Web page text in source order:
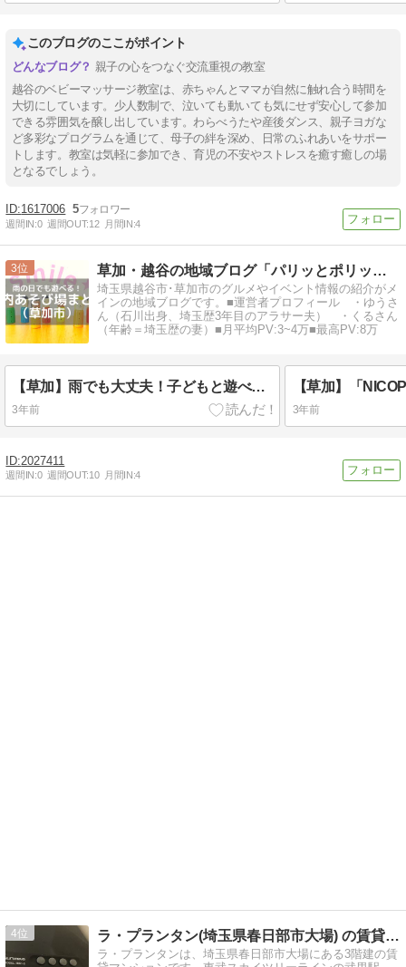
このブログのここがポイント
親子の心をつなぐ交流重視の教室
越谷のベビーマッサージ教室は、赤ちゃんとママが自然に触れ合う時間を
大切にしています。少人数制で、泣いても動いても気にせず安心して参加
できる雰囲気を醸し出しています。わらべうたや産後ダンス、親子ヨガな
ど多彩なプログラムを通じて、母子の絆を深め、日常のふれあいをサポー
トします。教室は気軽に参加でき、育児の不安やストレスを癒す癒しの場
となるでしょう。
1617006 5
週間IN:0 週間OUT:12 月間IN:4
3 草加・越谷の地域ブログ「パリッとポリッと」
埼玉県越谷市･草加市のグルメやイベント情報の紹介がメ
インの地域ブログです。■運営者プロフィール ・ゆうさ
ん（石川出身、埼玉歴3年目のアラサー夫） ・くるさん
（年齢＝埼玉歴の妻）■月平均PV:3~4万■最高PV:8万
【草加】雨でも大丈夫！子どもと遊べる屋内あそび場まとめ
3年前 3年前
2027411
週間IN:0 週間OUT:10 月間IN:4
4 ラ・プランタン(埼玉県春日部市大場) の賃貸情報
ラ・プランタンは、埼玉県春日部市大場にある3階建の賃